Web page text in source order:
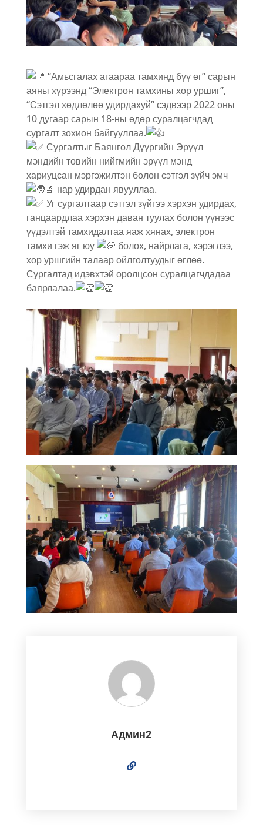
“Амьсгалах агаараа тамхинд бүү өг” сарын
аяны хүрээнд “Электрон тамхины хор уршиг”,
“Сэтгэл хөдлөлөө удирдахуй” сэдвээр 2022 оны
10 дугаар сарын 18-ны өдөр суралцагчдад
сургалт зохион байгууллаа.
Сургалтыг Баянгол Дүүргийн Эрүүл
мэндийн төвийн нийгмийн эрүүл мэнд
хариуцсан мэргэжилтэн болон сэтгэл зүйч эмч
нар удирдан явууллаа.
Уг сургалтаар сэтгэл зүйгээ хэрхэн удирдах,
ганцаардлаа хэрхэн даван туулах болон үүнээс
үүдэлтэй тамхидалтаа яаж хянах, электрон
тамхи гэж яг юу
болох, найрлага, хэрэглээ,
хор уршгийн талаар ойлголтуудыг өглөө.
Сургалтад идэвхтэй оролцсон суралцагчдадаа
баярлалаа.
Админ2